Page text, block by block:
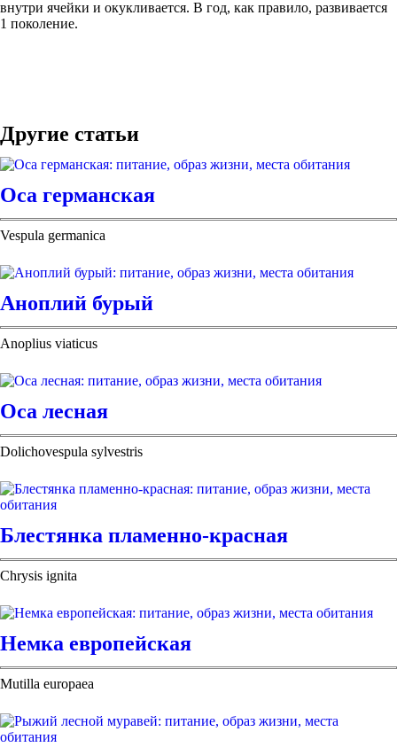
внутри ячейки и окукливается. В год, как правило, развивается
1 поколение.
Другие статьи
Оса германская
Vespula germanica
Аноплий бурый
Anoplius viaticus
Оса лесная
Dolichovespula sylvestris
Блестянка пламенно-красная
Chrysis ignita
Немка европейская
Mutilla europaea